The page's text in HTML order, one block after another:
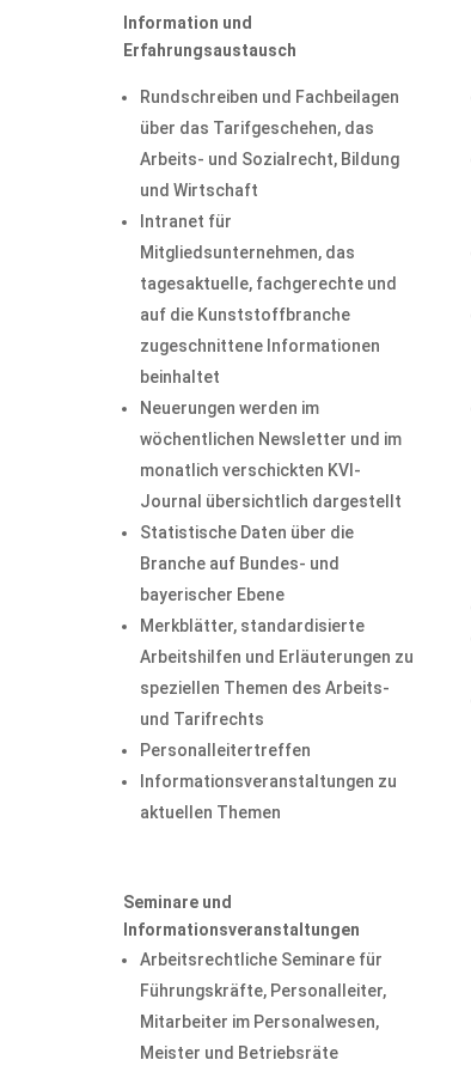
Information und
Erfahrungsaustausch
Rundschreiben und Fachbeilagen
über das Tarifgeschehen, das
Arbeits- und Sozialrecht, Bildung
und Wirtschaft
Intranet für
Mitgliedsunternehmen, das
tagesaktuelle, fachgerechte und
auf die Kunststoffbranche
zugeschnittene Informationen
beinhaltet
Neuerungen werden im
wöchentlichen Newsletter und im
monatlich verschickten KVI-
Journal übersichtlich dargestellt
Statistische Daten über die
Branche auf Bundes- und
bayerischer Ebene
Merkblätter, standardisierte
Arbeitshilfen und Erläuterungen zu
speziellen Themen des Arbeits-
und Tarifrechts
Personalleitertreffen
Informationsveranstaltungen zu
aktuellen Themen
Seminare und
Informationsveranstaltungen
Arbeitsrechtliche Seminare für
Führungskräfte, Personalleiter,
Mitarbeiter im Personalwesen,
Meister und Betriebsräte